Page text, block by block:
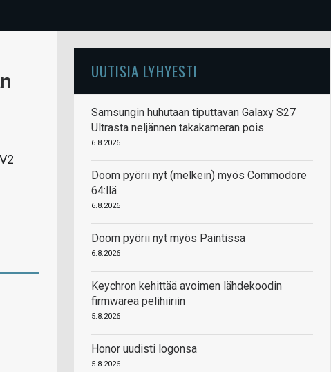
UUTISIA LYHYESTI
Samsungin huhutaan tiputtavan Galaxy S27
Ultrasta neljännen takakameran pois
6.8.2026
Doom pyörii nyt (melkein) myös Commodore
64:llä
6.8.2026
Doom pyörii nyt myös Paintissa
6.8.2026
Keychron kehittää avoimen lähdekoodin
firmwarea pelihiiriin
5.8.2026
Honor uudisti logonsa
5.8.2026